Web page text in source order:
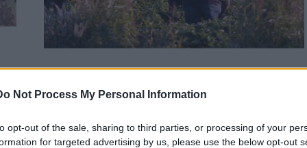
Not Process My Personal Information
opt-out of the sale, sharing to third parties, or processing of your
for targeted advertising by us, please use the below opt-out
ΚΟΙΝΩΝΙΑ
Μεσολόγγι: Συνελήφθη σύγχρονος
44 άτομα και τα εξανάγκαζε σε εργασία
στα χωράφια